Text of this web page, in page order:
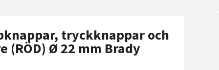
tryckknappar och
Ø 22 mm Brady